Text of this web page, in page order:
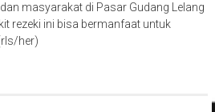
masyarakat di Pasar Gudang Lelang
rezeki ini bisa bermanfaat untuk
her)